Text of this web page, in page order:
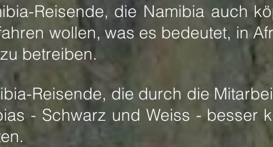
Reisende, die Namibia auch
wollen, was es bedeutet, in
betreiben.
Reisende, die durch die
- Schwarz und Weiss - besser